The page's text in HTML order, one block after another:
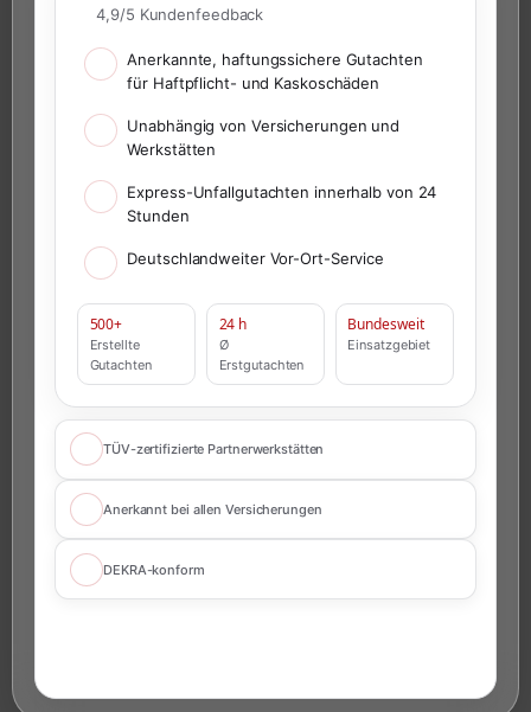
4,9/5 Kundenfeedback
Anerkannte, haftungssichere Gutachten
für Haftpflicht- und Kaskoschäden
Unabhängig von Versicherungen und
Werkstätten
Express-Unfallgutachten innerhalb von 24
Stunden
Deutschlandweiter Vor-Ort-Service
500+
Erstellte
Gutachten
24 h
Ø
Erstgutachten
Bundesweit
Einsatzgebiet
TÜV-zertifizierte Partnerwerkstätten
Anerkannt bei allen Versicherungen
DEKRA-konform